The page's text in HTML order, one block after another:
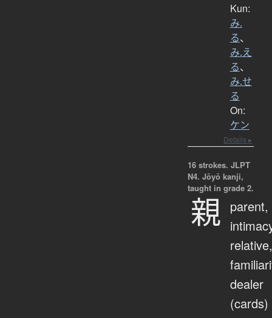
Kun:
み.
る、
み.え
る、
み.せ
る
On:
ケン
Details ▸
16 strokes. JLPT
N4. Jōyō kanji,
taught in grade 2.
親 parent,
relative,
dealer
(cards)